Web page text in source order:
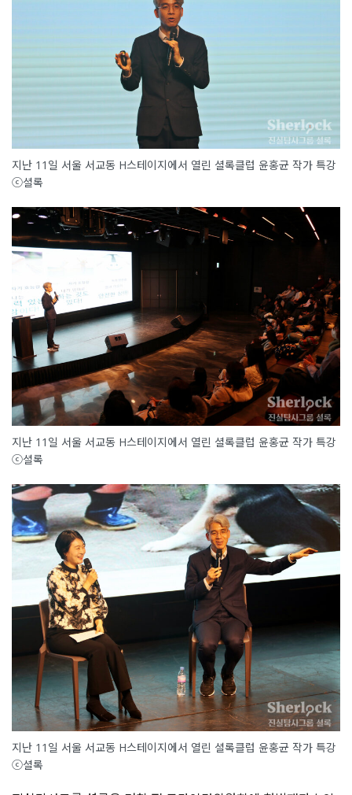
지난 11일 서울 서교동 H스테이지에서 열린 셜록클럽 윤홍균 작가 특강
ⓒ셜록
지난 11일 서울 서교동 H스테이지에서 열린 셜록클럽 윤홍균 작가 특강
ⓒ셜록
지난 11일 서울 서교동 H스테이지에서 열린 셜록클럽 윤홍균 작가 특강
ⓒ셜록